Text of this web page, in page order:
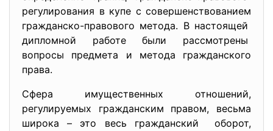
регулирования в купе с совершенствованием
гражданско-правового метода. В настоящей
дипломной работе были рассмотрены
вопросы предмета и метода гражданского
права.
Сфера имущественных отношений,
регулируемых гражданским правом, весьма
широка – это весь гражданский оборот,